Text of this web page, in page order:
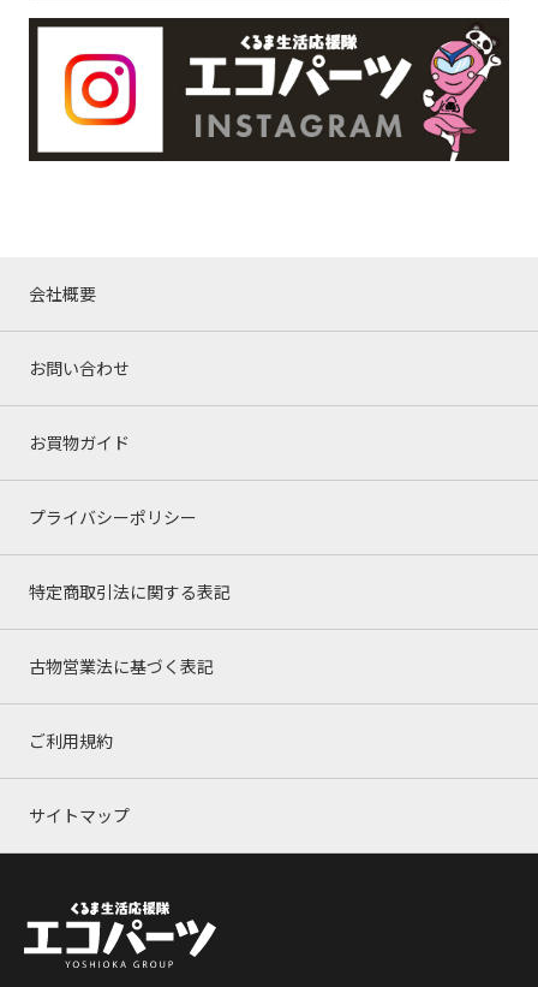
会社概要
お問い合わせ
お買物ガイド
プライバシーポリシー
特定商取引法に関する表記
古物営業法に基づく表記
ご利用規約
サイトマップ